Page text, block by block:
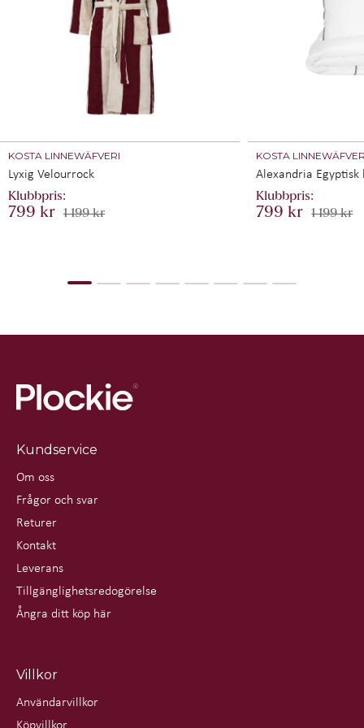
- Optimal syresättning för hälsosammare och starkare
vävnader
Dubbla våglängder kombinerar dessa två typer av ljus,
vilket gör att du kan dra nytta av både ytlig och djupare
terapeutisk behandling. Rött ljus används ofta för att
förbättra hudens utseende, stimulera kollagenproduktionen
och lindra ytliga smärtor. Nära infrarött ljus (NIR) kan
stimulera läkning, minska inflammation och främja
återhämtning i muskler och leder.
Teknisk information:
Vikt: 10 kg
Ljusets våglängd: 660 nm / 850 nm (NIR)
Bestrålningstäthet:
Detta ingår i paketet:
Upphängningssats, fotstöd, rödljuslampa, manual och
Lyxig Velourrock
KOSTA LINNEWÄFVERI
799 kr 1 199 kr
Alexandria
KOSTA
799 kr 1 199 kr
Kundservice
Om oss
Frågor och svar
Returer
Kontakt
Leverans
Tillgänglighetsredogörelse
Ångra ditt köp här
Villkor
Användarvillkor
Köpvillkor